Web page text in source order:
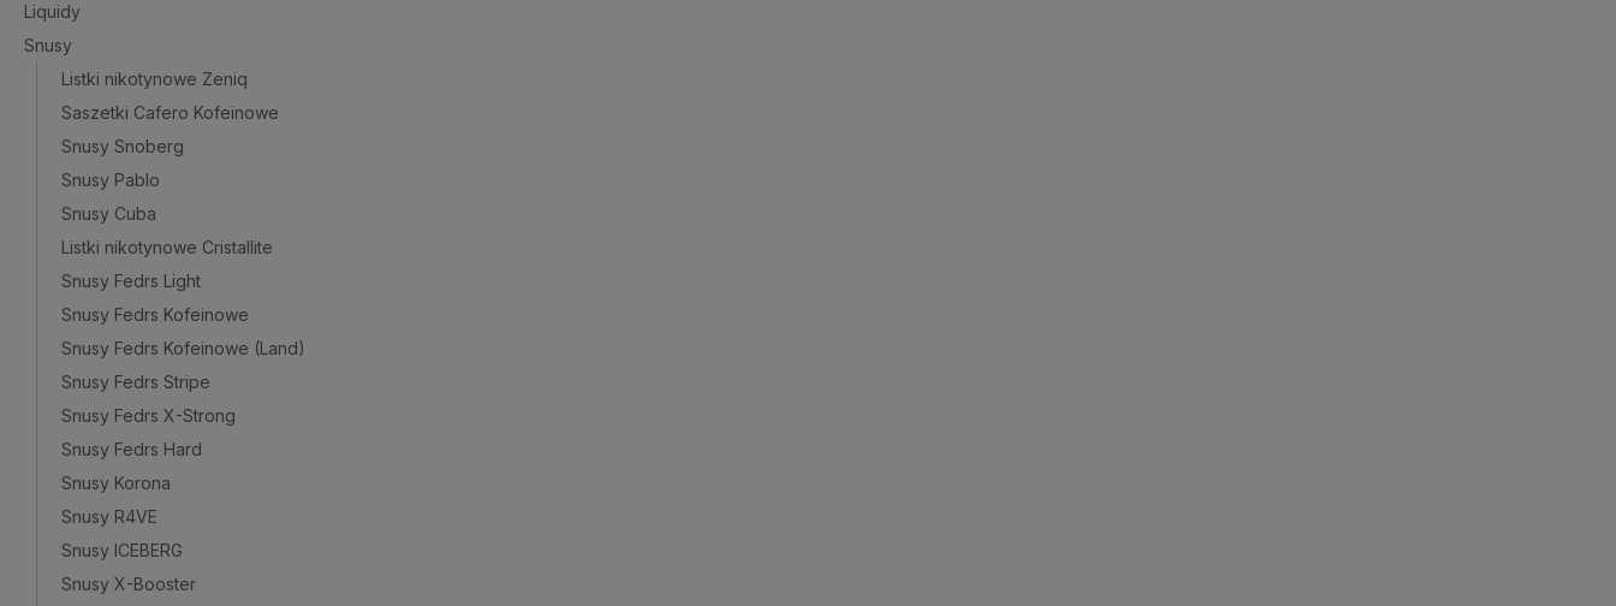
Liquidy
Snusy
Listki nikotynowe Zeniq
Saszetki Cafero Kofeinowe
Snusy Snoberg
Snusy Pablo
Snusy Cuba
Listki nikotynowe Cristallite
Snusy Fedrs Light
Snusy Fedrs Kofeinowe
Snusy Fedrs Kofeinowe (Land)
Snusy Fedrs Stripe
Snusy Fedrs X-Strong
Snusy Fedrs Hard
Snusy Korona
Snusy R4VE
Snusy ICEBERG
Snusy X-Booster